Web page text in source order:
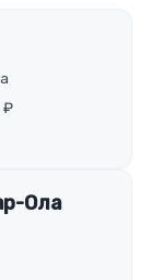
₽
Ола